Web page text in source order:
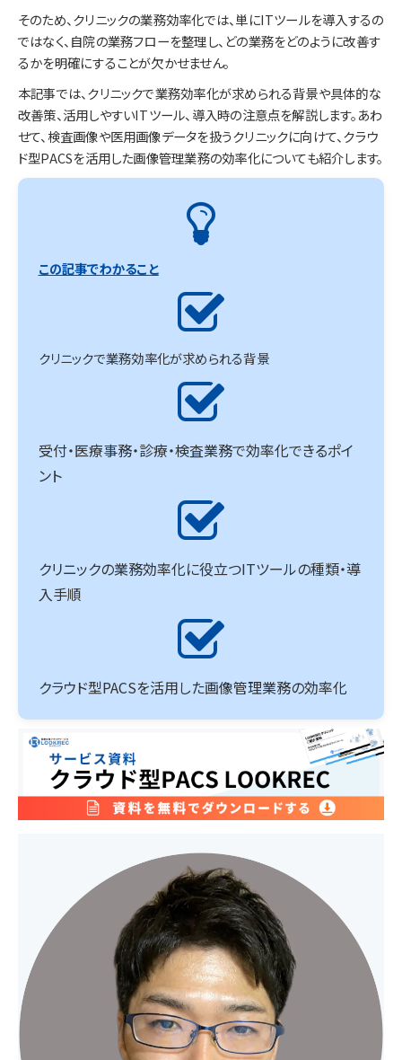
そのため、クリニックの業務効率化では、単にITツールを導入するの
ではなく、自院の業務フローを整理し、どの業務をどのように改善す
るかを明確にすることが欠かせません。
本記事では、クリニックで業務効率化が求められる背景や具体的な
改善策、活用しやすいITツール、導入時の注意点を解説します。あわ
せて、検査画像や医用画像データを扱うクリニックに向けて、クラウ
ド型PACSを活用した画像管理業務の効率化についても紹介します。
この記事でわかること
クリニックで業務効率化が求められる背景
受付・医療事務・診療・検査業務で効率化できるポイ
ント
クリニックの業務効率化に役立つITツールの種類・導
入手順
クラウド型PACSを活用した画像管理業務の効率化